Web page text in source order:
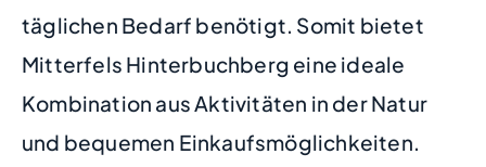
täglichen Bedarf benötigt. Somit bietet
Mitterfels Hinterbuchberg eine ideale
Kombination aus Aktivitäten in der Natur
und bequemen Einkaufsmöglichkeiten.